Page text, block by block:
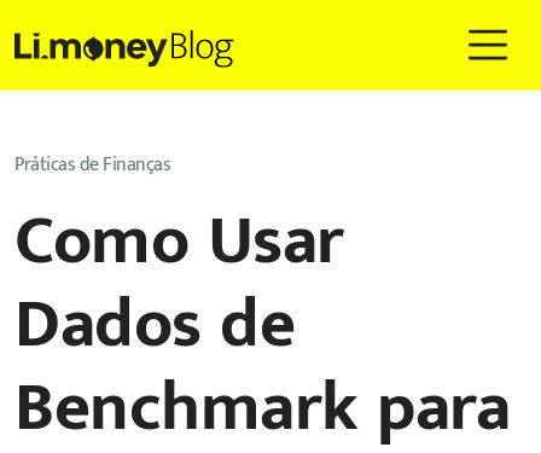
Práticas de Finanças
Como Usar
Dados de
Benchmark para